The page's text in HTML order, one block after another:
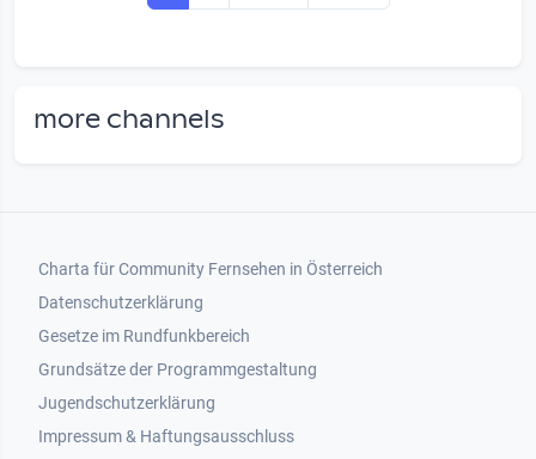
more channels
Footer 1
Charta für Community Fernsehen in Österreich
Datenschutzerklärung
Gesetze im Rundfunkbereich
Grundsätze der Programmgestaltung
Jugendschutzerklärung
Impressum & Haftungsausschluss